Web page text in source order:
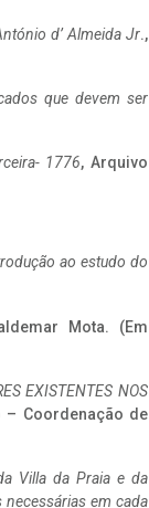
d’ Almeida Jr.,
que devem ser
1776, Arquivo
ao estudo do
Mota. (Em
EXISTENTES NOS
– Coordenação de
Villa da Praia e da
em cada